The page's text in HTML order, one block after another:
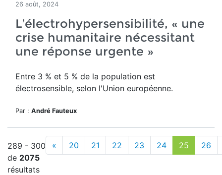
26 août, 2024
L’électrohypersensibilité, « une
crise humanitaire nécessitant
une réponse urgente »
Entre 3 % et 5 % de la population est
électrosensible, selon l'Union européenne.
Par : André Fauteux
289 - 300
de 2075
résultats
« 20 21 22 23 24 25 26